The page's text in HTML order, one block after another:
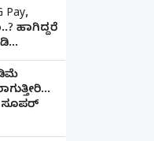
ಹಾಗಿದ್ದರೆ
ಸೂಪರ್